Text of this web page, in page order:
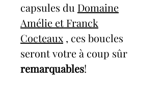
capsules du Domaine
Amélie et Franck
Cocteaux , ces boucles
seront votre à coup sûr
remarquables!